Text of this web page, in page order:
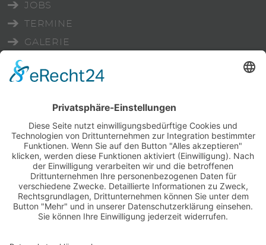
JOBS
TERMINE
GALERIE
AGB
DATENSCHUTZ
PARTNER